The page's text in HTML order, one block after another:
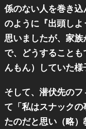
係のない人を巻き込
のように『出頭し
思いましたが、家
で、どうすること
んもん）していた様
そして、潜伏先の
て「私はスナック
たのだと思い（略